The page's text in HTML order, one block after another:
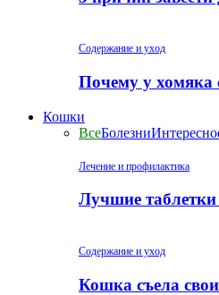
Содержание и уход
Почему у хомяка
Кошки
ВсеБолезни
Лечение и профилактика
Лучшие таблетки
Содержание и уход
Кошка съела